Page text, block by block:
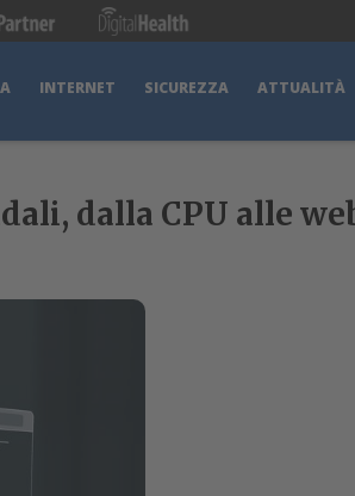
INTERNET SICUREZZA ATTUALITÀ
dalla CPU alle